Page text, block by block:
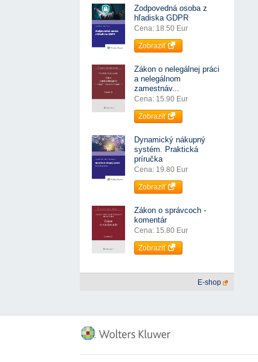
Zodpovedná osoba z
hľadiska GDPR
Cena: 18.50 Eur
Zobraziť
Zákon o nelegálnej práci
a nelegálnom
zamestnáv...
Cena: 15.90 Eur
Zobraziť
Dynamický nákupný
systém. Praktická
príručka
Cena: 19.80 Eur
Zobraziť
Zákon o správcoch -
komentár
Cena: 15.80 Eur
Zobraziť
E-shop